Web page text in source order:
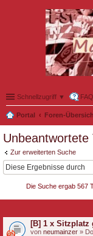
Schnellzugriff ▼ FAQ
Portal Foren-
Unbeantwortete
Zur erweiterten Suche
Die Suche ergab 567
[B] 1 x Sitzplatz
von neumainzer »